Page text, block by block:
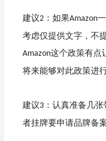
建议2 ：如果Amazon
考虑仅提供文字，不
Amazon这个政策有点
将来能够对此政策进
建议3 ：认真准备几
者挂牌要申请品牌备